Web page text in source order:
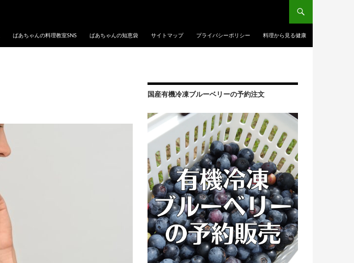
ばあちゃんの料理教室SNS ばあちゃんの知恵袋 サイトマップ プライバシーポリシー 料理から見る健康
国産有機冷凍ブルーベリーの予約注文